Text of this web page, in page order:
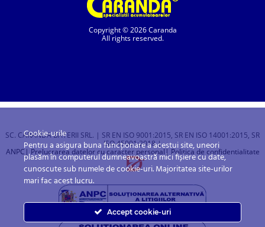
Copyright © 2026 Caranda
All rights reserved.
SC. CARANDA BATERII SRL. | SR EN ISO 9001:2015, SR EN ISO 14001:2015, SR
ISO 45001:2018 |
ANPC | Prelucrarea datelor cu caracter personal| Politica de confidentialitate
Cookie-urile
Pentru a asigura buna funcționare a acestui site, uneori
plasăm în computerul dumneavoastră mici fișiere cu date,
cunoscute sub numele de cookie-uri. Majoritatea site-urilor
mari fac acest lucru.
Accept cookie-uri